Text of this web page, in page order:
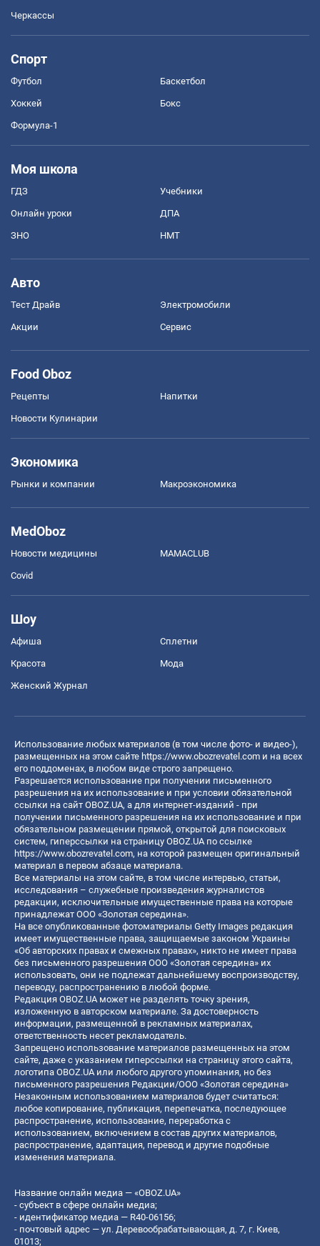
Черкассы
Спорт
Футбол Баскетбол
Хоккей Бокс
Формула-1
Моя школа
ГДЗ Учебники
Онлайн уроки ДПА
ЗНО НМТ
Авто
Тест Драйв Электромобили
Акции Сервис
Food Oboz
Рецепты Напитки
Новости Кулинарии
Экономика
Рынки и компании Mакроэкономика
MedOboz
Новости медицины MAMACLUB
Covid
Шоу
Афиша Сплетни
Красота Мода
Женский Журнал
Использование любых материалов (в том числе фото- и видео-),
размещенных на этом сайте https://www.obozrevatel.com и на всех
его поддоменах, в любом виде строго запрещено.
Разрешается использование при получении письменного
разрешения на их использование и при условии обязательной
ссылки на сайт OBOZ.UA, а для интернет-изданий - при
получении письменного разрешения на их использование и при
обязательном размещении прямой, открытой для поисковых
систем, гиперссылки на страницу OBOZ.UA по ссылке
https://www.obozrevatel.com, на которой размещен оригинальный
материал в первом абзаце материала.
Все материалы на этом сайте, в том числе интервью, статьи,
исследования – служебные произведения журналистов
редакции, исключительные имущественные права на которые
принадлежат ООО «Золотая середина».
На все опубликованные фотоматериалы Getty Images редакция
имеет имущественные права, защищаемые законом Украины
«Об авторских правах и смежных правах», никто не имеет права
без письменного разрешения ООО «Золотая середина» их
использовать, они не подлежат дальнейшему воспроизводству,
переводу, распространению в любой форме.
Редакция OBOZ.UA может не разделять точку зрения,
изложенную в авторском материале. За достоверность
информации, размещенной в рекламных материалах,
ответственность несет рекламодатель.
Запрещено использование материалов размещенных на этом
сайте, даже с указанием гиперссылки на страницу этого сайта,
логотипа OBOZ.UA или любого другого упоминания, но без
письменного разрешения Редакции/ООО «Золотая середина»
Незаконным использованием материалов будет считаться:
любое копирование, публикация, перепечатка, последующее
распространение, использование, переработка с
использованием, включением в состав других материалов,
распространение, адаптация, перевод и другие подобные
изменения материала.
Название онлайн медиа — «OBOZ.UA»
- субъект в сфере онлайн медиа;
- идентификатор медиа — R40-06156;
- почтовый адрес — ул. Деревообрабатывающая, д. 7, г. Киев,
01013;